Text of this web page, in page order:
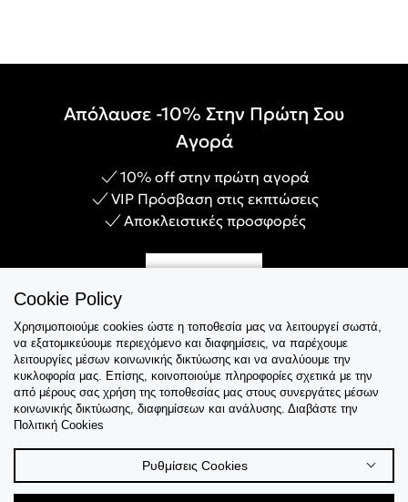
γοητείας και σε κλασικά μπικίνι για διαχρονικά looks. Όλα τα
μαγιό μας διακοσμούνται από το εμβληματικό λογότυπο με
την υπογραφή Calvin Klein. Φορέστε το μπικίνι σας με μια
ή ένα ρούχο από τη γυναικείασυλλογή μας για
ή επιλέξτε ένα ζευγάρι κομψά γυναικεία
σανδάλια για να δώσετε τις τελευταίες πινελιές στο ντύσιμό
σας δίπλα στην πισίνα.
Απόλαυσε -10% Στην Πρώτη Σου
Αγορά
10% off στην πρώτη αγορά
VIP Πρόσβαση στις εκπτώσεις
Αποκλειστικές προσφορές
Εξυπηρέτηση
Collections
Cookie Policy
Χρησιμοποιούμε cookies ώστε η τοποθεσία μας να λειτουργεί σωστά,
να εξατομικεύουμε περιεχόμενο και διαφημίσεις, να παρέχουμε
λειτουργίες μέσων κοινωνικής δικτύωσης και να αναλύουμε την
κυκλοφορία μας. Επίσης, κοινοποιούμε πληροφορίες σχετικά με την
από μέρους σας χρήση της τοποθεσίας μας στους συνεργάτες μέσων
κοινωνικής δικτύωσης, διαφημίσεων και ανάλυσης. Διαβάστε την
Πολιτική Cookies
Ρυθμίσεις Cookies